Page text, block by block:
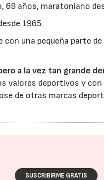
69 años, maratoniano
1965.
una pequeña parte
a la vez tan grande
valores deportivos y
de otras marcas
SUSCRIBIRME GRATIS